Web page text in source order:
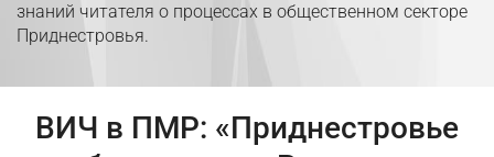
знаний читателя о процессах в общественном секторе
Приднестровья.
ВИЧ в ПМР: «Приднестровье